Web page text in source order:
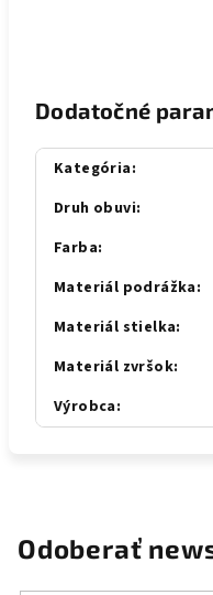
Dodatočné
Kategória:
Druh obuvi:
Farba:
Materiál podrážka:
Materiál stielka:
Materiál zvršok:
Výrobca:
Odoberať